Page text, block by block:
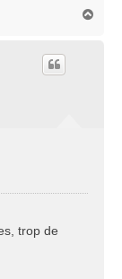
trop de